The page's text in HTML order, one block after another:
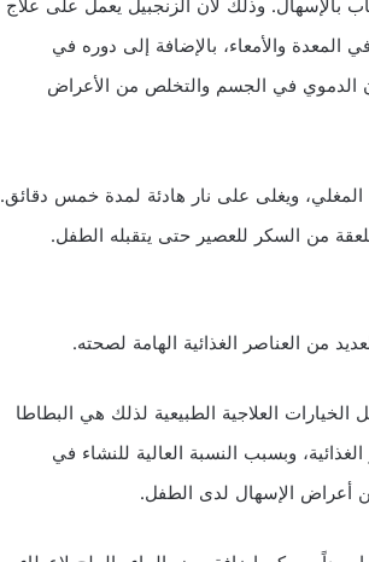
والأمعاء، بالإضافة إلى دوره في
الدموي في الجسم والتخلص من الأعراض
ويغلى على نار هادئة لمدة خمس دقائق.
من السكر للعصير حتى يتقبله الطفل.
من العناصر الغذائية الهامة لصحته.
العلاجية الطبيعية لذلك هي البطاطا
وبسبب النسبة العالية للنشاء في
أعراض الإسهال لدى الطفل.